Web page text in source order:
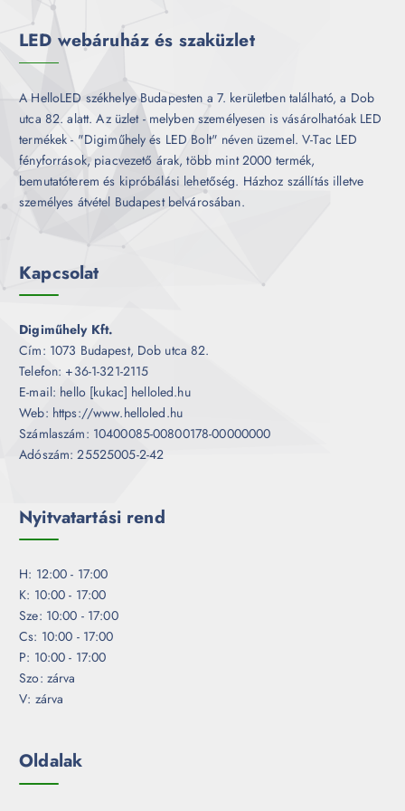
LED webáruház és szaküzlet
A HelloLED székhelye Budapesten a 7. kerületben található, a Dob
utca 82. alatt. Az üzlet - melyben személyesen is vásárolhatóak LED
termékek - "Digiműhely és LED Bolt" néven üzemel. V-Tac LED
fényforrások, piacvezető árak, több mint 2000 termék,
bemutatóterem és kipróbálási lehetőség. Házhoz szállítás illetve
személyes átvétel Budapest belvárosában.
Kapcsolat
Digiműhely Kft.
Cím: 1073 Budapest, Dob utca 82.
Telefon: +36-1-321-2115
E-mail: hello [kukac] helloled.hu
Web: https://www.helloled.hu
Számlaszám: 10400085-00800178-00000000
Adószám: 25525005-2-42
Nyitvatartási rend
H: 12:00 - 17:00
K: 10:00 - 17:00
Sze: 10:00 - 17:00
Cs: 10:00 - 17:00
P: 10:00 - 17:00
Szo: zárva
V: zárva
Oldalak